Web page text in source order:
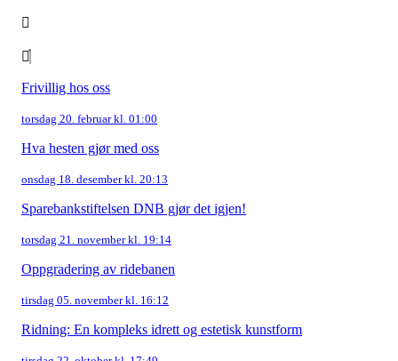
Frivillig hos oss
torsdag 20. februar kl. 01:00
Hva hesten gjør med oss
onsdag 18. desember kl. 20:13
Sparebankstiftelsen DNB gjør det igjen!
torsdag 21. november kl. 19:14
Oppgradering av ridebanen
tirsdag 05. november kl. 16:12
Ridning: En kompleks idrett og estetisk kunstform